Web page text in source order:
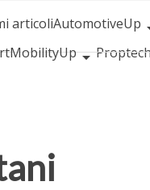
articoliAutomotiveUp